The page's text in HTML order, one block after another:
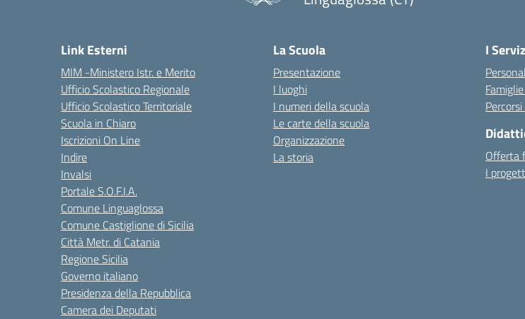
Link Esterni
MIM -Ministero Istr. e Merito
Ufficio Scolastico Regionale
Ufficio Scolastico Territoriale
Scuola in Chiaro
Iscrizioni On Line
Indire
Invalsi
Portale S.O.F.I.A.
Comune Linguaglossa
Comune Castiglione di Sicilia
Città Metr. di Catania
Regione Sicilia
Governo italiano
Presidenza della Repubblica
Camera dei Deputati
La Scuola
Presentazione
I luoghi
I numeri della scuola
Le carte della scuola
Organizzazione
La storia
I
Offerta
I